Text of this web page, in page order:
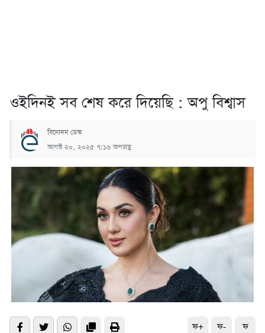
ওইদিনই সব শেষ করে দিয়েছি : অপু বিশ্বাস
বিনোদন ডেস্ক
আগস্ট ২০, ২০২৫ ৭:১৬ অপরাহ্ণ
ফ+ ফ- ফ